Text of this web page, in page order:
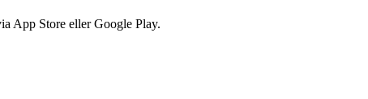
App Store eller Google Play.